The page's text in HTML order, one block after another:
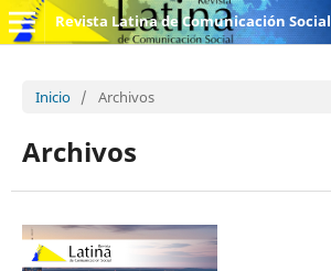
Revista Latina de Comunicación Social
Inicio / Archivos
Archivos